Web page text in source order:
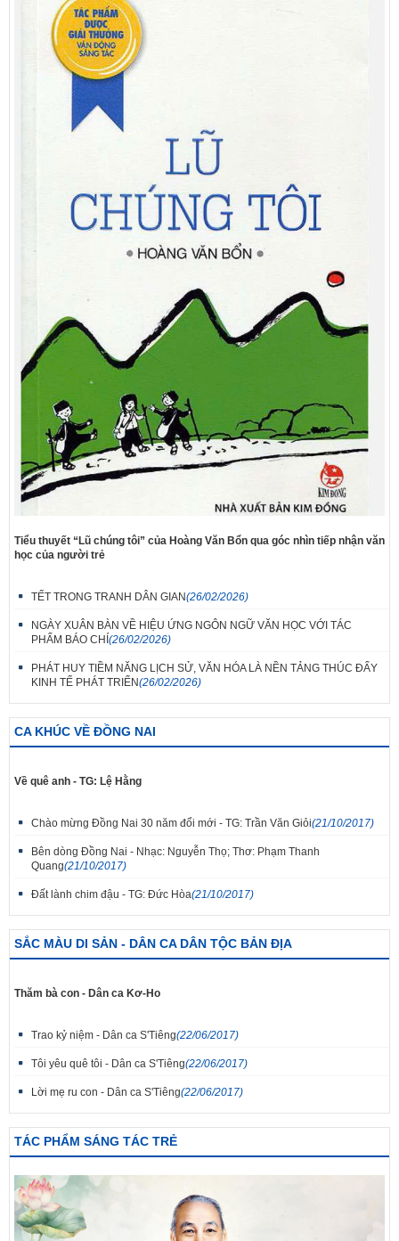
Tiểu thuyết “Lũ chúng tôi” của Hoàng Văn Bổn qua góc nhìn tiếp nhận văn
học của người trẻ
TẾT TRONG TRANH DÂN GIAN(26/02/2026)
NGÀY XUÂN BÀN VỀ HIỆU ỨNG NGÔN NGỮ VĂN HỌC VỚI TÁC
PHẨM BÁO CHÍ (26/02/2026)
PHÁT HUY TIỀM NĂNG LỊCH SỬ, VĂN HÓA LÀ NỀN TẢNG THÚC ĐẨY
KINH TẾ PHÁT TRIỂN(26/02/2026)
CA KHÚC VỀ ĐỒNG NAI
Về quê anh - TG: Lệ Hằng
Chào mừng Đồng Nai 30 năm đổi mới - TG: Trần Văn Giỏi(21/10/2017)
Bên dòng Đồng Nai - Nhạc: Nguyễn Thọ; Thơ: Phạm Thanh
Quang(21/10/2017)
Đất lành chim đậu - TG: Đức Hòa(21/10/2017)
SẮC MÀU DI SẢN - DÂN CA DÂN TỘC BẢN ĐỊA
Thăm bà con - Dân ca Kơ-Ho
Trao kỷ niệm - Dân ca S'Tiêng(22/06/2017)
Tôi yêu quê tôi - Dân ca S'Tiêng(22/06/2017)
Lời mẹ ru con - Dân ca S'Tiêng(22/06/2017)
TÁC PHẨM SÁNG TÁC TRẺ